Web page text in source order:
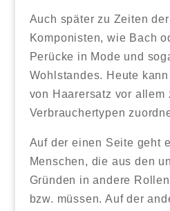
Auch später zu Zeiten
Komponisten, wie Bach
Perücke in Mode und
Wohlstandes. Heute
von Haarersatz vor allem
Verbrauchertypen
Auf der einen Seite geht
Menschen, die aus den
Gründen in andere
bzw. müssen. Auf der